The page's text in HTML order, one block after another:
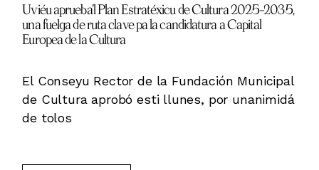
Uviéu aprueba’l Plan Estratéxicu de Cultura 2025–2035,
una fuelga de ruta clave pa la candidatura a Capital
Europea de la Cultura
El Conseyu Rector de la Fundación Municipal
de Cultura aprobó esti llunes, por unanimidá
de tolos